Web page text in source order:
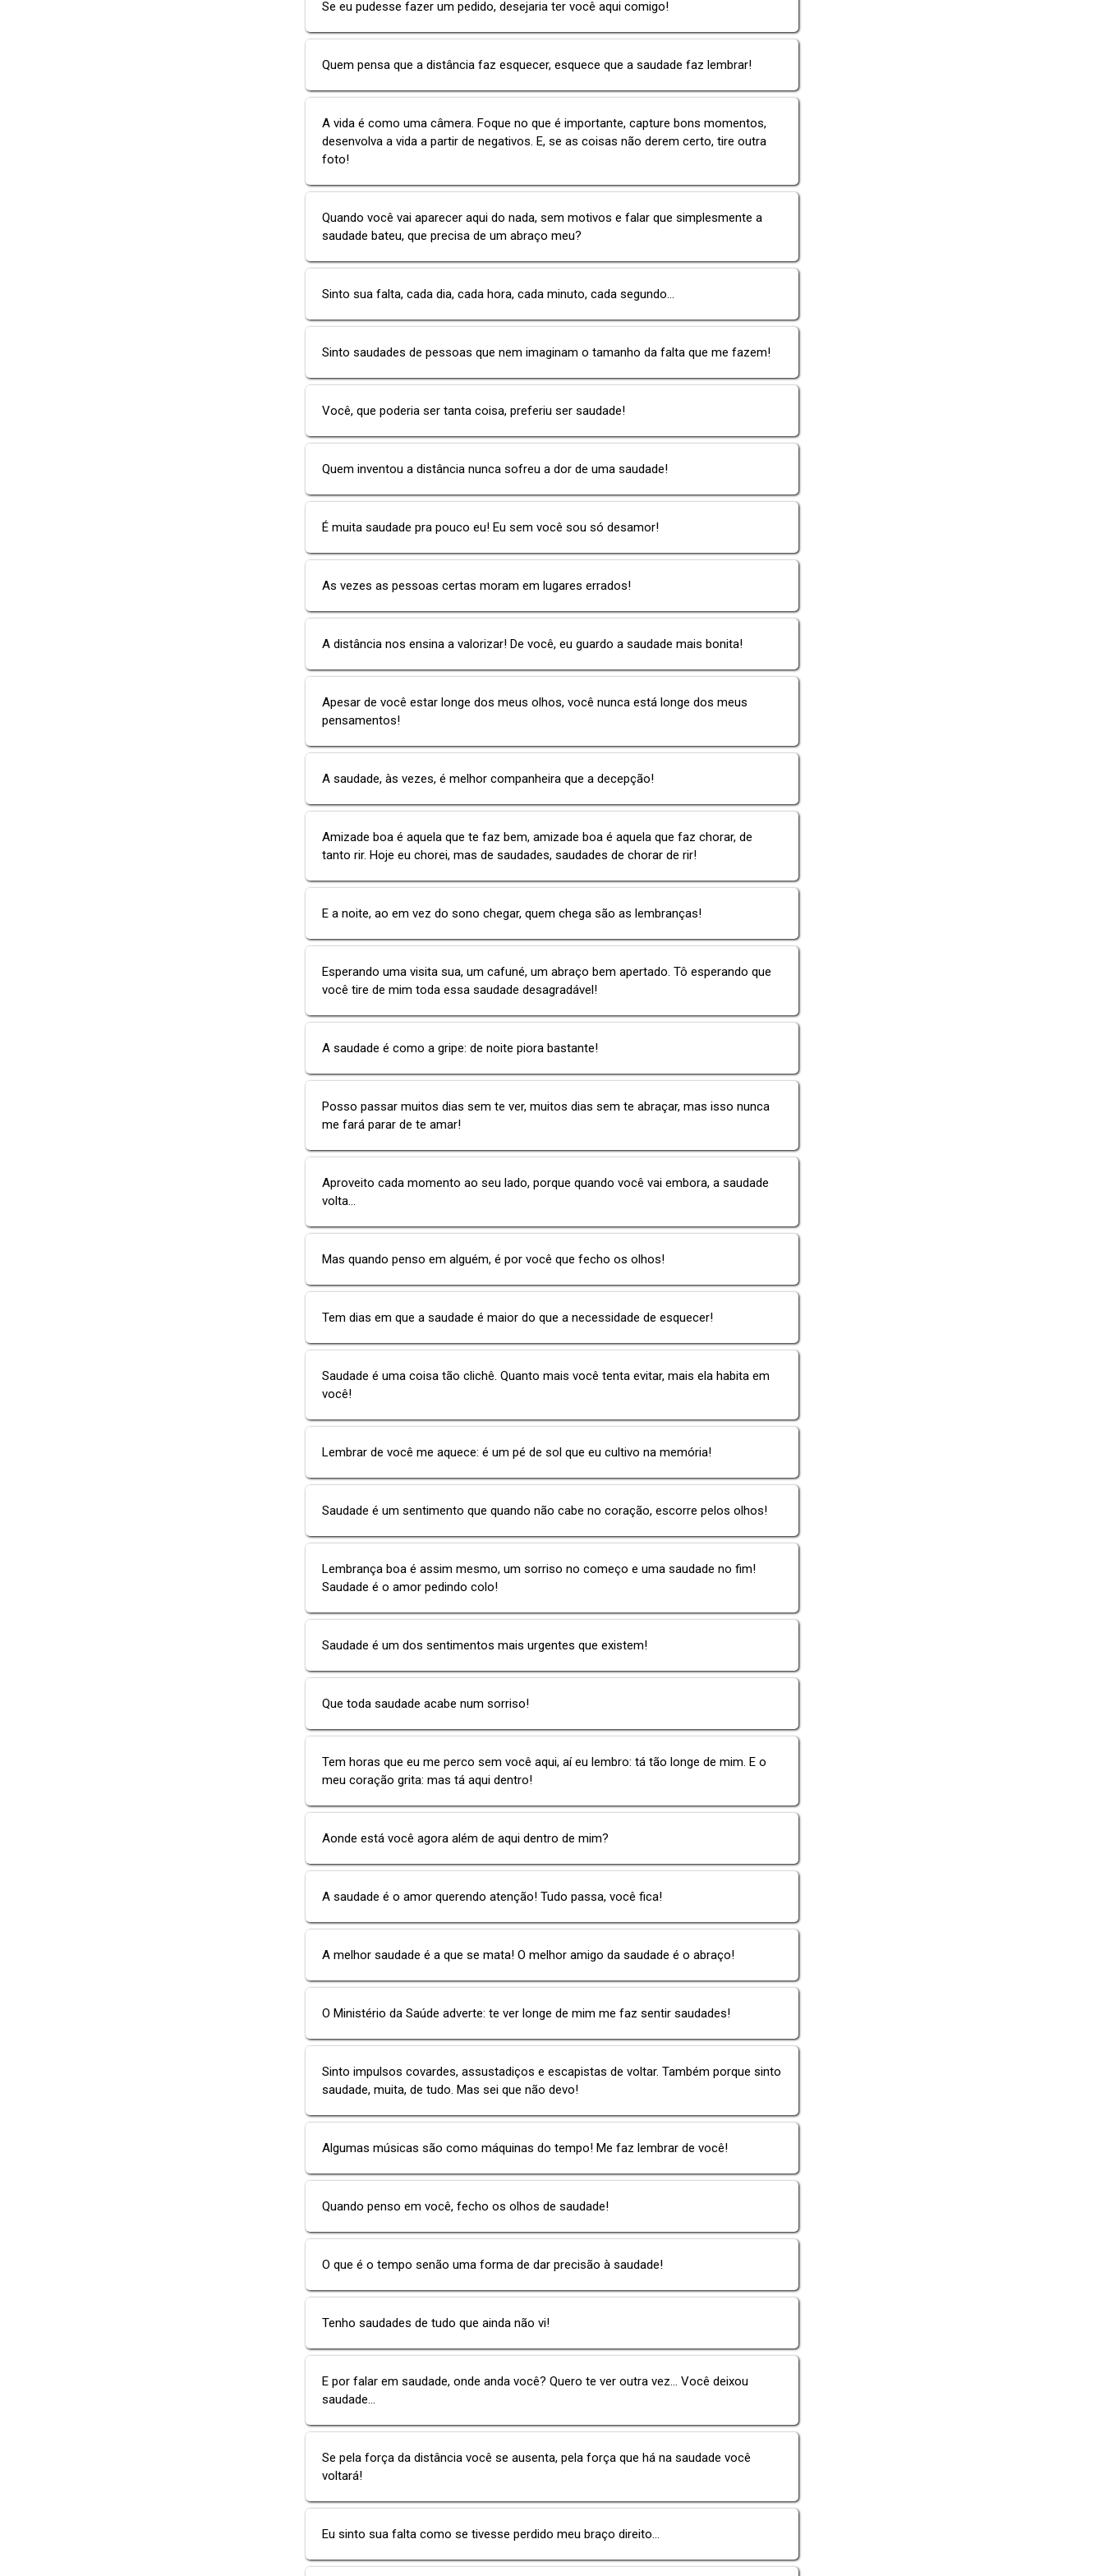
Se eu pudesse fazer um pedido, desejaria ter você aqui comigo!
Quem pensa que a distância faz esquecer, esquece que a saudade faz lembrar!
A vida é como uma câmera. Foque no que é importante, capture bons momentos,
desenvolva a vida a partir de negativos. E, se as coisas não derem certo, tire outra
foto!
Quando você vai aparecer aqui do nada, sem motivos e falar que simplesmente a
saudade bateu, que precisa de um abraço meu?
Sinto sua falta, cada dia, cada hora, cada minuto, cada segundo...
Sinto saudades de pessoas que nem imaginam o tamanho da falta que me fazem!
Você, que poderia ser tanta coisa, preferiu ser saudade!
Quem inventou a distância nunca sofreu a dor de uma saudade!
É muita saudade pra pouco eu! Eu sem você sou só desamor!
As vezes as pessoas certas moram em lugares errados!
A distância nos ensina a valorizar! De você, eu guardo a saudade mais bonita!
Apesar de você estar longe dos meus olhos, você nunca está longe dos meus
pensamentos!
A saudade, às vezes, é melhor companheira que a decepção!
Amizade boa é aquela que te faz bem, amizade boa é aquela que faz chorar, de
tanto rir. Hoje eu chorei, mas de saudades, saudades de chorar de rir!
E a noite, ao em vez do sono chegar, quem chega são as lembranças!
Esperando uma visita sua, um cafuné, um abraço bem apertado. Tô esperando que
você tire de mim toda essa saudade desagradável!
A saudade é como a gripe: de noite piora bastante!
Posso passar muitos dias sem te ver, muitos dias sem te abraçar, mas isso nunca
me fará parar de te amar!
Aproveito cada momento ao seu lado, porque quando você vai embora, a saudade
volta...
Mas quando penso em alguém, é por você que fecho os olhos!
Tem dias em que a saudade é maior do que a necessidade de esquecer!
Saudade é uma coisa tão clichê. Quanto mais você tenta evitar, mais ela habita em
você!
Lembrar de você me aquece: é um pé de sol que eu cultivo na memória!
Saudade é um sentimento que quando não cabe no coração, escorre pelos olhos!
Lembrança boa é assim mesmo, um sorriso no começo e uma saudade no fim!
Saudade é o amor pedindo colo!
Saudade é um dos sentimentos mais urgentes que existem!
Que toda saudade acabe num sorriso!
Tem horas que eu me perco sem você aqui, aí eu lembro: tá tão longe de mim. E o
meu coração grita: mas tá aqui dentro!
Aonde está você agora além de aqui dentro de mim?
A saudade é o amor querendo atenção! Tudo passa, você fica!
A melhor saudade é a que se mata! O melhor amigo da saudade é o abraço!
O Ministério da Saúde adverte: te ver longe de mim me faz sentir saudades!
Sinto impulsos covardes, assustadiços e escapistas de voltar. Também porque sinto
saudade, muita, de tudo. Mas sei que não devo!
Algumas músicas são como máquinas do tempo! Me faz lembrar de você!
Quando penso em você, fecho os olhos de saudade!
O que é o tempo senão uma forma de dar precisão à saudade!
Tenho saudades de tudo que ainda não vi!
E por falar em saudade, onde anda você? Quero te ver outra vez... Você deixou
saudade...
Se pela força da distância você se ausenta, pela força que há na saudade você
voltará!
Eu sinto sua falta como se tivesse perdido meu braço direito...